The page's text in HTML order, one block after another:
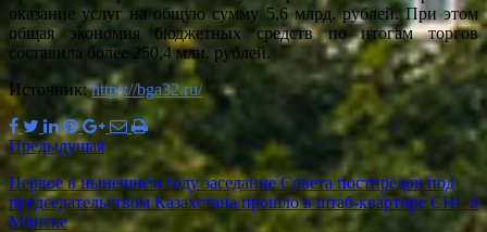
оказание услуг на общую сумму 5,6 млрд. рублей. При этом
общая экономия бюджетных средств по итогам торгов
составила более 250,4 млн. рублей.
Источник:https://bga32.ru/
Предыдущая
Первое в нынешнем году заседание Совета постпредов под
председательством Казахстана прошло в штаб-квартире СНГ в
Минске